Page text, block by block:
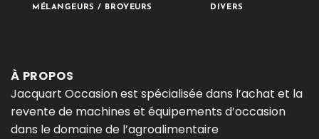
MÉLANGEURS / BROYEURS DIVERS
À PROPOS
Jacquart Occasion est spécialisée dans l’achat et la
revente de machines et équipements d’occasion
dans le domaine de l’agroalimentaire